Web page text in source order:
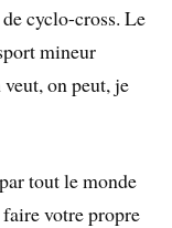
cyclo-cross. Le
mineur
on peut, je
tout le monde
votre propre